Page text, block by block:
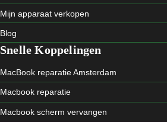
Mijn apparaat verkopen
Blog
Snelle Koppelingen
MacBook reparatie Amsterdam
Macbook reparatie
Macbook scherm vervangen